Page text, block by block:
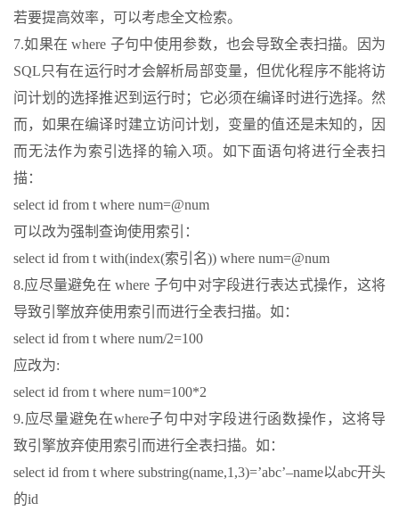
若要提高效率，可以考虑全文检索。
7.如果在 where 子句中使用参数，也会导致全表扫描。因为
SQL只有在运行时才会解析局部变量，但优化程序不能将访
问计划的选择推迟到运行时；它必须在编译时进行选择。然
而，如果在编译时建立访问计划，变量的值还是未知的，因
而无法作为索引选择的输入项。如下面语句将进行全表扫
描：
select id from t where num=@num
可以改为强制查询使用索引：
select id from t with(index(索引名)) where num=@num
8.应尽量避免在 where 子句中对字段进行表达式操作，这将
导致引擎放弃使用索引而进行全表扫描。如：
select id from t where num/2=100
应改为:
select id from t where num=100*2
9.应尽量避免在where子句中对字段进行函数操作，这将导
致引擎放弃使用索引而进行全表扫描。如：
select id from t where substring(name,1,3)=’abc’–name以abc开头
的id